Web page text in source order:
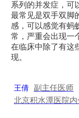
系列的并发症，可
最常见是双手双脚
感，可以感觉有蚂
常，严重会出现一
在临床中除了有这
现。
王倩
副主任医师
北京积水潭医院